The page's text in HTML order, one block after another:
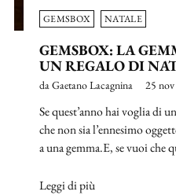
GEMSBOX NATALE
GEMSBOX: LA
UN REGALO DI
da Gaetano Lacagnina 25
Se quest’anno hai voglia di
che non sia l’ennesimo
a una gemma.E, se vuoi che
Leggi di più